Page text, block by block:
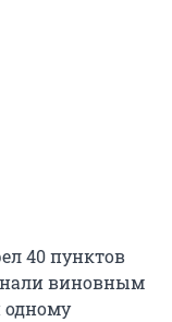
40 пунктов
виновным